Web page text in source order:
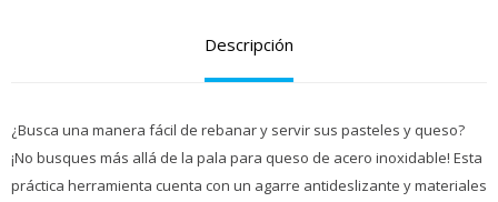
Descripción
¿Busca una manera fácil de rebanar y servir sus pasteles y queso?
¡No busques más allá de la pala para queso de acero inoxidable! Esta
práctica herramienta cuenta con un agarre antideslizante y materiales